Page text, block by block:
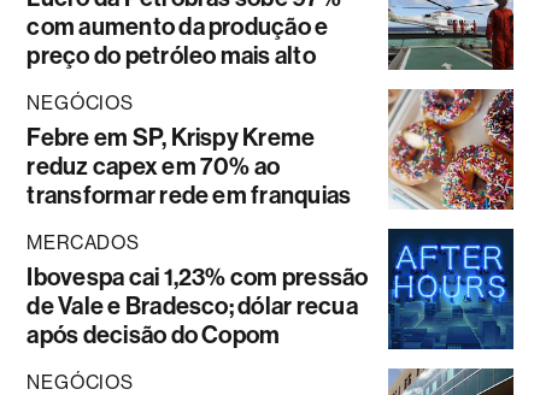
com aumento da produção e
preço do petróleo mais alto
NEGÓCIOS
Febre em SP, Krispy Kreme
reduz capex em 70% ao
transformar rede em franquias
MERCADOS
Ibovespa cai 1,23% com pressão
de Vale e Bradesco; dólar recua
após decisão do Copom
NEGÓCIOS